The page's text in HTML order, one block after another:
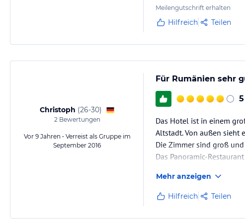
Meilengutschrift erhalten
Hilfreich Teilen
Christoph (26-30)
2Bewertungen
Vor 9 Jahren • Verreist als Gruppe im
September 2016
Für Rumänien sehr
5
Das Hotel ist in einem
Altstadt. Von außen sieht
Die Zimmer sind groß
Das Panoramic-
Mehr anzeigen
Hilfreich Teilen